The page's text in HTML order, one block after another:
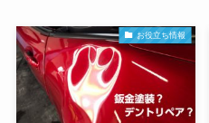
お役立ち情報